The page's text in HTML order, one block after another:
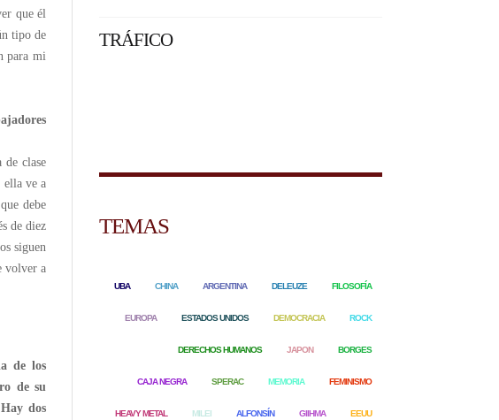
que él
tipo de
para mi
de clase
ella ve a
debe
de diez
siguen
volver a
de los
de su
Hay dos
TRÁFICO
TEMAS
UBA CHINA ARGENTINA DELEUZE FILOSOFÍA
EUROPA ESTADOS UNIDOS DEMOCRACIA ROCK
DERECHOS HUMANOS JAPON BORGES
CAJA NEGRA SPERAC MEMORIA FEMINISMO
HEAVY METAL MILEI ALFONSÍN GIIHMA EEUU